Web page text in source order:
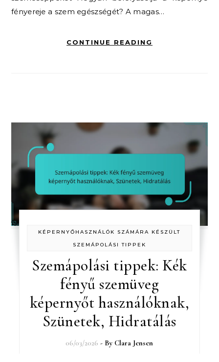
fényereje a szem egészségét? A magas…
CONTINUE READING
KÉPERNYŐHASZNÁLÓK SZÁMÁRA KÉSZÜLT
SZEMÁPOLÁSI TIPPEK
Szemápolási tippek: Kék
fényű szemüveg
képernyőt használóknak,
Szünetek, Hidratálás
06/03/2026 - By Clara Jensen